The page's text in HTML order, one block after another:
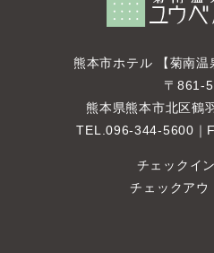
熊本市ホテル 【菊南温
〒861-
熊本県熊本市北区鶴
TEL.096-344-5600
チェックイ
チェックアウ